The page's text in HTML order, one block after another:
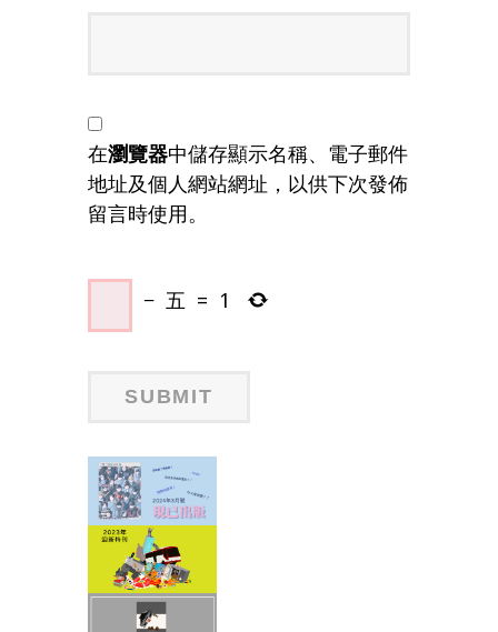
在瀏覽器中儲存顯示名稱、電子郵件
地址及個人網站網址，以供下次發佈
留言時使用。
− 五 = 1